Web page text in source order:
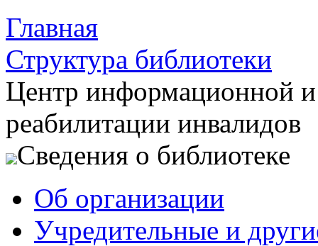
Главная
Структура библиотеки
Центр информационной и
реабилитации инвалидов
Сведения о библиотеке
Об организации
Учредительные и